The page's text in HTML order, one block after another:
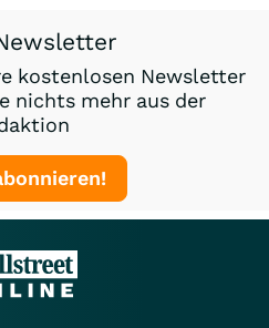
kostenlosen Newsletter
nichts mehr aus der